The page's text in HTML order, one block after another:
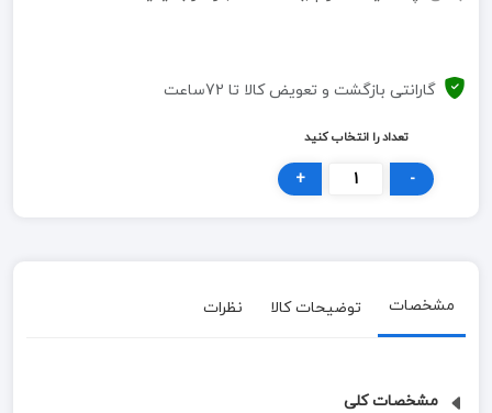
گارانتی بازگشت و تعویض کالا تا 72ساعت
تعداد را انتخاب کنید
-
+
مشخصات توضیحات کالا نظرات
مشخصات کلی